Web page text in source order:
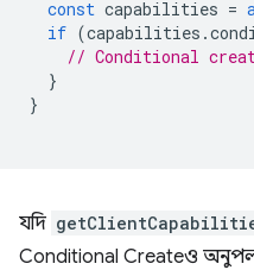
const capabilities =
if (capabilities .
// Conditional
}
}
যদি
Conditional Createও